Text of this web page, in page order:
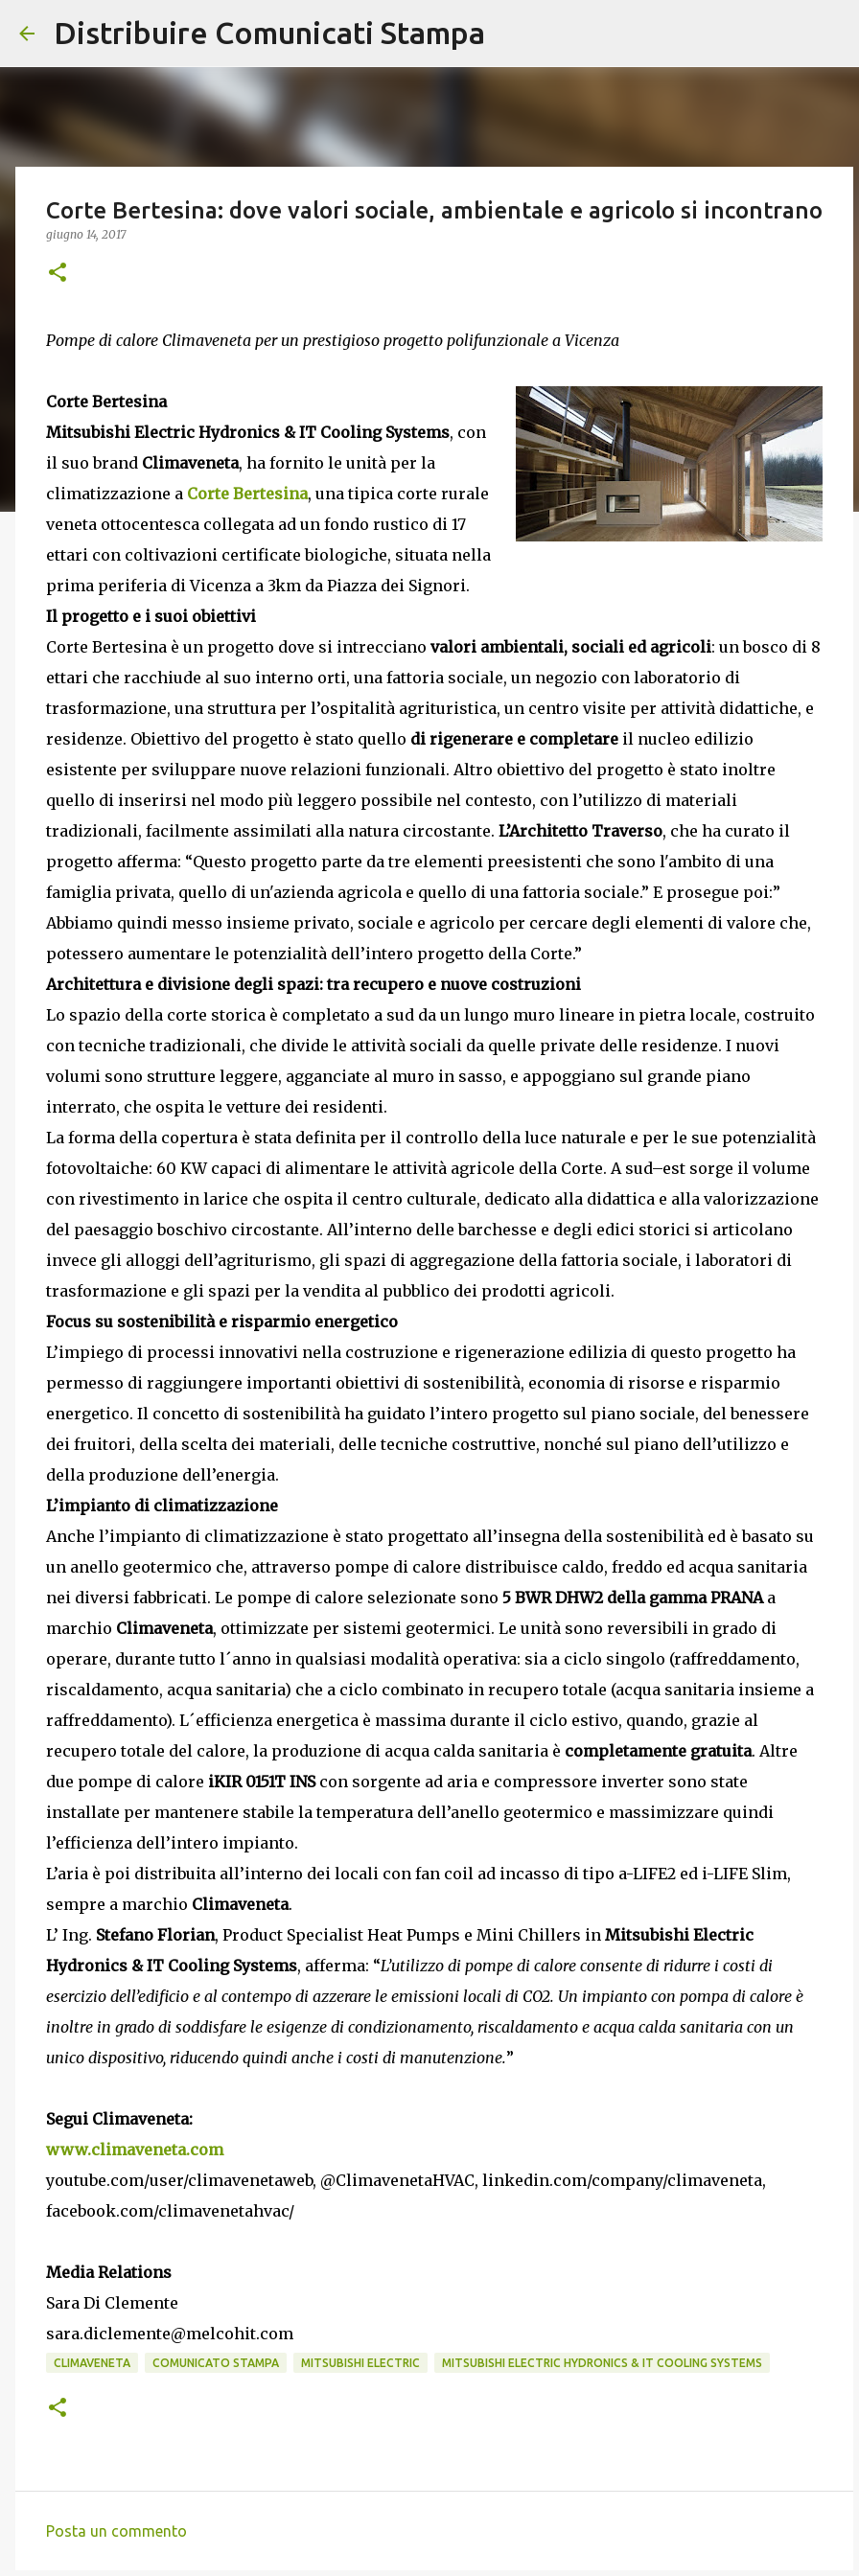
Distribuire Comunicati Stampa
Corte Bertesina: dove valori sociale, ambientale e agricolo si incontrano
giugno 14, 2017
Pompe di calore Climaveneta per un prestigioso progetto polifunzionale a Vicenza
Corte Bertesina
Mitsubishi Electric Hydronics & IT Cooling Systems, con
il suo brand Climaveneta, ha fornito le unità per la
climatizzazione a Corte Bertesina, una tipica corte rurale
veneta ottocentesca collegata ad un fondo rustico di 17
ettari con coltivazioni certi­ficate biologiche, situata nella
prima periferia di Vicenza a 3km da Piazza dei Signori.
Il progetto e i suoi obiettivi
Corte Bertesina è un progetto dove si intrecciano valori ambientali, sociali ed agricoli: un bosco di 8
ettari che racchiude al suo interno orti, una fattoria sociale, un negozio con laboratorio di
trasformazione, una struttura per l’ospitalità agrituristica, un centro visite per attività didattiche, e
residenze. Obiettivo del progetto è stato quello di rigenerare e completare il nucleo edilizio
esistente per sviluppare nuove relazioni funzionali. Altro obiettivo del progetto è stato inoltre
quello di inserirsi nel modo più leggero possibile nel contesto, con l’utilizzo di materiali
tradizionali, facilmente assimilati alla natura circostante. L’Architetto Traverso, che ha curato il
progetto afferma: “Questo progetto parte da tre elementi preesistenti che sono l'ambito di una
famiglia privata, quello di un'azienda agricola e quello di una fattoria sociale.” E prosegue poi:”
Abbiamo quindi messo insieme privato, sociale e agricolo per cercare degli elementi di valore che,
potessero aumentare le potenzialità dell’intero progetto della Corte.”
Architettura e divisione degli spazi: tra recupero e nuove costruzioni
Lo spazio della corte storica è completato a sud da un lungo muro lineare in pietra locale, costruito
con tecniche tradizionali, che divide le attività sociali da quelle private delle residenze. I nuovi
volumi sono strutture leggere, agganciate al muro in sasso, e appoggiano sul grande piano
interrato, che ospita le vetture dei residenti.
La forma della copertura è stata defi­nita per il controllo della luce naturale e per le sue potenzialità
fotovoltaiche: 60 KW capaci di alimentare le attività agricole della Corte. A sud–est sorge il volume
con rivestimento in larice che ospita il centro culturale, dedicato alla didattica e alla valorizzazione
del paesaggio boschivo circostante. All’interno delle barchesse e degli edi­ci storici si articolano
invece gli alloggi dell’agriturismo, gli spazi di aggregazione della fattoria sociale, i laboratori di
trasformazione e gli spazi per la vendita al pubblico dei prodotti agricoli.
Focus su sostenibilità e risparmio energetico
L’impiego di processi innovativi nella costruzione e rigenerazione edilizia di questo progetto ha
permesso di raggiungere importanti obiettivi di sostenibilità, economia di risorse e risparmio
energetico. Il concetto di sostenibilità ha guidato l’intero progetto sul piano sociale, del benessere
dei fruitori, della scelta dei materiali, delle tecniche costruttive, nonché sul piano dell’utilizzo e
della produzione dell’energia.
L’impianto di climatizzazione
Anche l’impianto di climatizzazione è stato progettato all’insegna della sostenibilità ed è basato su
un anello geotermico che, attraverso pompe di calore distribuisce caldo, freddo ed acqua sanitaria
nei diversi fabbricati. Le pompe di calore selezionate sono 5 BWR DHW2 della gamma PRANAa
marchio Climaveneta, ottimizzate per sistemi geotermici. Le unità sono reversibili in grado di
operare, durante tutto l´anno in qualsiasi modalità operativa: sia a ciclo singolo (raffreddamento,
riscaldamento, acqua sanitaria) che a ciclo combinato in recupero totale (acqua sanitaria insieme a
raffreddamento). L´efficienza energetica è massima durante il ciclo estivo, quando, grazie al
recupero totale del calore, la produzione di acqua calda sanitaria è completamente gratuita. Altre
due pompe di calore iKIR 0151T INScon sorgente ad aria e compressore inverter sono state
installate per mantenere stabile la temperatura dell’anello geotermico e massimizzare quindi
l’efficienza dell’intero impianto.
L’aria è poi distribuita all’interno dei locali con fan coil ad incasso di tipo a-LIFE2 ed i-LIFE Slim,
sempre a marchio Climaveneta.
L’ Ing. Stefano Florian, Product Specialist Heat Pumps e Mini Chillers in Mitsubishi Electric
Hydronics & IT Cooling Systems, afferma: “L’utilizzo di pompe di calore consente di ridurre i costi di
esercizio dell’edificio e al contempo di azzerare le emissioni locali di CO2. Un impianto con pompa di calore è
inoltre in grado di soddisfare le esigenze di condizionamento, riscaldamento e acqua calda sanitaria con un
unico dispositivo, riducendo quindi anche i costi di manutenzione.”
Segui Climaveneta:
www.climaveneta.com
youtube.com/user/climavenetaweb, @ClimavenetaHVAC, linkedin.com/company/climaveneta,
facebook.com/climavenetahvac/
Media Relations
Sara Di Clemente
sara.diclemente@melcohit.com
CLIMAVENETA COMUNICATO STAMPA MITSUBISHI ELECTRIC MITSUBISHI ELECTRIC HYDRONICS & IT COOLING SYSTEMS
Posta un commento